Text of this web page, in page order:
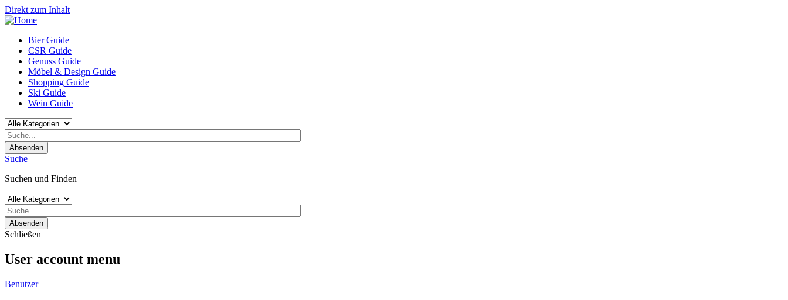
Direkt zum Inhalt
Bier Guide
CSR Guide
Genuss Guide
Möbel & Design Guide
Shopping Guide
Ski Guide
Wein Guide
Absenden
Suche
Suchen und Finden
Absenden
Schließen
User account menu
Benutzer